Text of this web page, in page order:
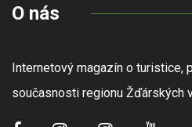
O nás
Internetový magazín o turistice,
současnosti regionu Žďárských